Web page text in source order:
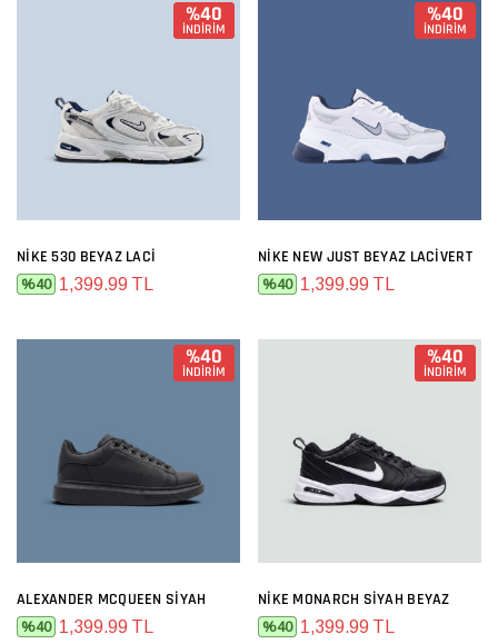
%40
İNDİRİM
NIKE 530 BEYAZ LACI
%40 1,399.99 TL
%40
İNDİRİM
NIKE NEW JUST BEYAZ LACIVERT
%40 1,399.99 TL
%40
İNDİRİM
ALEXANDER MCQUEEN SIYAH
%40 1,399.99 TL
%40
İNDİRİM
NIKE MONARCH SIYAH BEYAZ
%40 1,399.99 TL